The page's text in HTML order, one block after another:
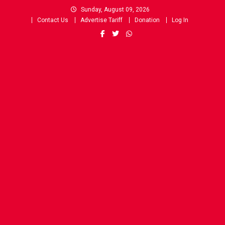
Sunday, August 09, 2026
Contact Us
Advertise Tariff Donation Log In